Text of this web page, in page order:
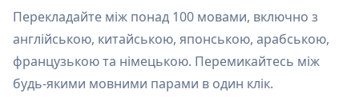
Перекладайте між понад 100 мовами, включно з
англійською, китайською, японською, арабською,
французькою та німецькою. Перемикайтесь між
будь-якими мовними парами в один клік.